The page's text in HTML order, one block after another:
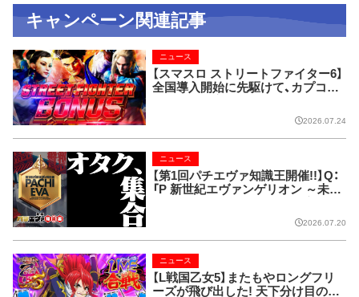
キャンペーン関連記事
【スマスロ ストリートファイター6】
全国導入開始に先駆けて、カプコン
ニュース
2026.07.24
【第1回パチエヴァ知識王開催!!】Q：
「P 新世紀エヴァンゲリオン ～未来
1.あす 2.あした 3.みらい 4.
ニュース
2026.07.20
【L戦国乙女5】またもやロングフリ
ーズが飛び出した! 天下分け目のLI
ニュース